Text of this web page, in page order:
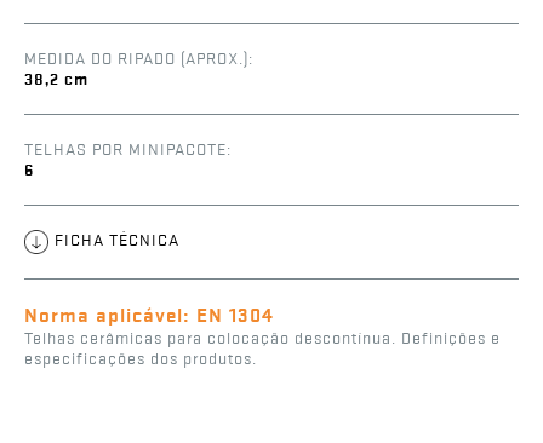
MEDIDA DO RIPADO (APROX.):
38,2 cm
TELHAS POR MINIPACOTE:
6
FICHA TÉCNICA
Norma aplicável: EN 1304
Telhas cerâmicas para colocação descontínua. Definições e
especificações dos produtos.